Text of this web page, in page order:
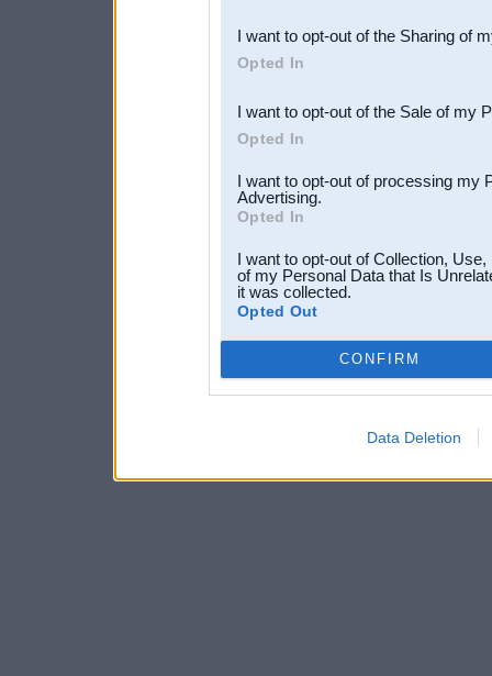
Downstream Participants
third parties.
I want to opt-out of the Sharing of
Opted In
I want to opt-out of the Sale of my
Opted In
I want to opt-out of processing my
Advertising.
Opted In
I want to opt-out of Collection,
of my Personal Data that Is
it was collected.
Opted Out
CONFIRM
Data Deletion